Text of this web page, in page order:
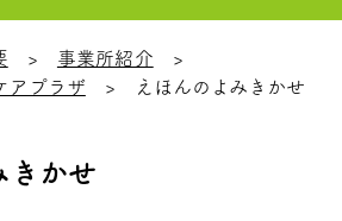
事業所紹介
アプラザ
えほんのよみきかせ
きかせ